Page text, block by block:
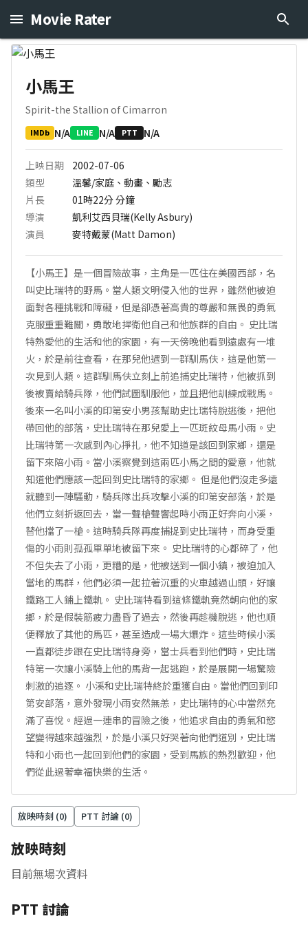
Movie Rater
小馬王
Spirit-the Stallion of Cimarron
IMDb N/A LINE N/A PTT N/A
上映日期
2002-07-06
類型
溫馨/家庭、動畫、勵志
片長
01時22分分鐘
導演
凱利艾西貝瑞(Kelly Asbury)
演員
麥特戴蒙(Matt Damon)
【小馬王】是一個冒險故事，主角是一匹住在美國西部，名
叫史比瑞特的野馬。當人類文明侵入他的世界，雖然他被迫
面對各種挑戰和障礙，但是卻憑著高貴的尊嚴和無畏的勇氣
克服重重難關，勇敢地捍衛他自己和他族群的自由。 史比瑞
特熱愛他的生活和他的家園，有一天傍晚他看到遠處有一堆
火，於是前往查看，在那兒他遇到一群馴馬伕，這是他第一
次見到人類。這群馴馬伕立刻上前追捕史比瑞特，他被抓到
後被賣給騎兵隊，他們試圖馴服他，並且把他訓練成戰馬。
後來一名叫小溪的印第安小男孩幫助史比瑞特脫逃後，把他
帶回他的部落，史比瑞特在那兒愛上一匹斑紋母馬小雨。史
比瑞特第一次感到內心掙扎，他不知道是該回到家鄉，還是
留下來陪小雨。當小溪察覺到這兩匹小馬之間的愛意，他就
知道他們應該一起回到史比瑞特的家鄉。 但是他們沒走多遠
就聽到一陣騷動，騎兵隊出兵攻擊小溪的印第安部落，於是
他們立刻折返回去，當一聲槍聲響起時小雨正好奔向小溪，
替他擋了一槍。這時騎兵隊再度捕捉到史比瑞特，而身受重
傷的小雨則孤孤單單地被留下來。 史比瑞特的心都碎了，他
不但失去了小雨，更糟的是，他被送到一個小鎮，被迫加入
當地的馬群，他們必須一起拉著沉重的火車越過山頭，好讓
鐵路工人鋪上鐵軌。 史比瑞特看到這條鐵軌竟然朝向他的家
鄉，於是假裝筋疲力盡昏了過去，然後再趁機脫逃，他也順
便釋放了其他的馬匹，甚至造成一場大爆炸。這些時候小溪
一直都徒步跟在史比瑞特身旁，當士兵看到他們時，史比瑞
特第一次讓小溪騎上他的馬背一起逃跑，於是展開一場驚險
刺激的追逐。 小溪和史比瑞特終於重獲自由。當他們回到印
第安部落，意外發現小雨安然無恙，史比瑞特的心中當然充
滿了喜悅。經過一連串的冒險之後，他追求自由的勇氣和慾
望變得越來越強烈，於是小溪只好哭著向他們道別，史比瑞
特和小雨也一起回到他們的家園，受到馬族的熱烈歡迎，他
們從此過著幸福快樂的生活。
放映時刻 (0) PTT 討論 (0)
放映時刻
目前無場次資料
PTT 討論